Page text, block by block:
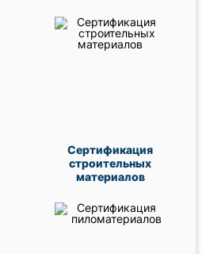
Сертификация
строительных
материалов